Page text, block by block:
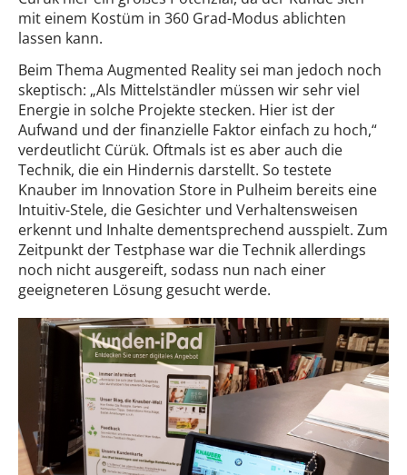
mit einem Kostüm in 360 Grad-Modus ablichten
lassen kann.
Beim Thema Augmented Reality sei man jedoch noch
skeptisch: „Als Mittelständler müssen wir sehr viel
Energie in solche Projekte stecken. Hier ist der
Aufwand und der finanzielle Faktor einfach zu hoch,“
verdeutlicht Cürük. Oftmals ist es aber auch die
Technik, die ein Hindernis darstellt. So testete
Knauber im Innovation Store in Pulheim bereits eine
Intuitiv-Stele, die Gesichter und Verhaltensweisen
erkennt und Inhalte dementsprechend ausspielt. Zum
Zeitpunkt der Testphase war die Technik allerdings
noch nicht ausgereift, sodass nun nach einer
geeigneteren Lösung gesucht werde.